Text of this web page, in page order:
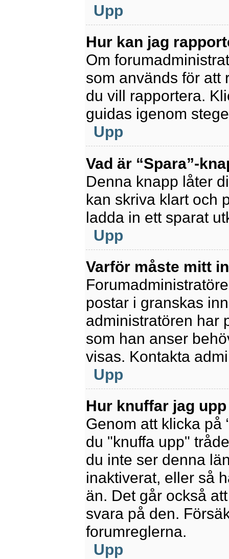
Upp
Hur kan jag
Om
som används för att
du vill rapportera.
guidas igenom
Upp
Vad är “Spara”-
Denna knapp låter
kan skriva klart och
ladda in ett sparat
Upp
Varför måste mitt
postar i granskas
administratören har
som han anser
visas. Kontakta
Upp
Hur knuffar jag
Genom att klicka på
du "knuffa upp"
du inte ser denna
inaktiverat, eller så
än. Det går också
svara på den.
forumreglerna.
Upp